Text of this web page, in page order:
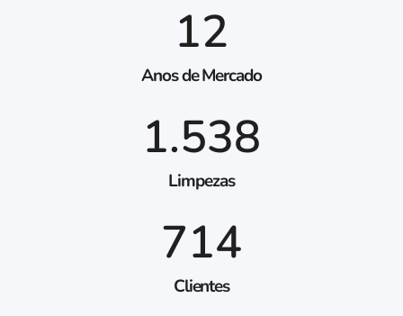
Anos de Mercado
12
Limpezas
1.538
Clientes
714